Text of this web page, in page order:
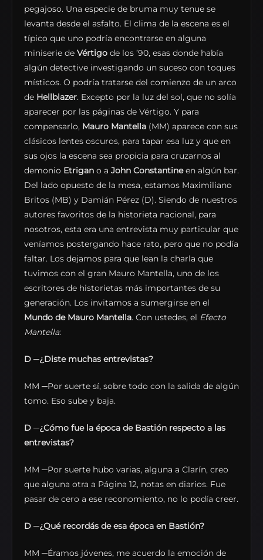
pegajoso. Una especie de bruma muy tenue se
levanta desde el asfalto. El clima de la escena es el
típico que uno podría encontrarse en alguna
miniserie de Vértigo de los ’90, esas donde había
algún detective investigando un suceso con toques
místicos. O podría tratarse del comienzo de un arco
de Hellblazer. Excepto por la luz del sol, que no solía
aparecer por las páginas de Vértigo. Y para
compensarlo, Mauro Mantella (MM) aparece con sus
clásicos lentes oscuros, para tapar esa luz y que en
sus ojos la escena sea propicia para cruzarnos al
demonio Etrigan o a John Constantineen algún bar.
Del lado opuesto de la mesa, estamos Maximiliano
Britos (MB) y Damián Pérez (D). Siendo de nuestros
autores favoritos de la historieta nacional, para
nosotros, esta era una entrevista muy particular que
veníamos postergando hace rato, pero que no podía
faltar. Los dejamos para que lean la charla que
tuvimos con el gran Mauro Mantella, uno de los
escritores de historietas más importantes de su
generación. Los invitamos a sumergirse en el
Mundo de Mauro Mantella. Con ustedes, el Efecto
Mantella:
D ─¿Diste muchas entrevistas?
MM ─Por suerte sí, sobre todo con la salida de algún
tomo. Eso sube y baja.
D ─¿Cómo fue la época de Bastión respecto a las
entrevistas?
MM ─Por suerte hubo varias, alguna a Clarín, creo
que alguna otra a Página 12, notas en diarios. Fue
pasar de cero a ese reconomiento, no lo podía creer.
D ─¿Qué recordás de esa época en Bastión?
MM ─Éramos jóvenes, me acuerdo la emoción de